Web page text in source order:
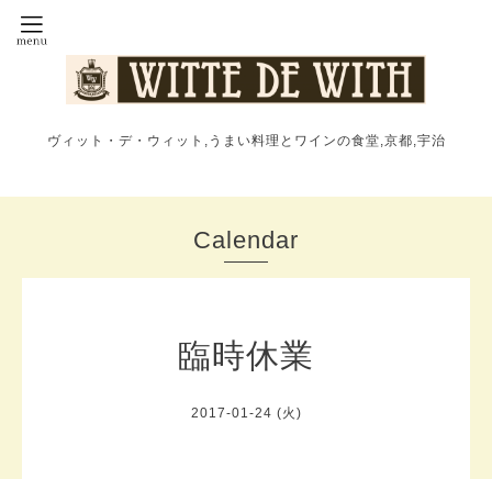
ヴィット・デ・ウィット,うまい料理とワインの食堂,京都,宇治
Calendar
臨時休業
2017-01-24 (火)